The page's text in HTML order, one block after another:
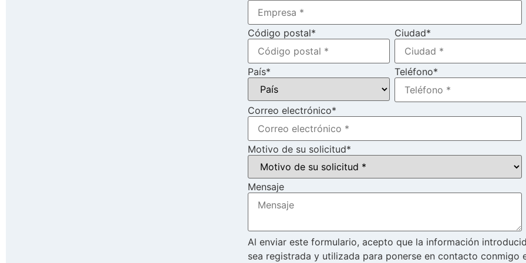
Código postal* Ciudad*
País* Teléfono*
Correo electrónico*
Motivo de su solicitud*
Mensaje
Al enviar este formulario, acepto que la información
sea registrada y utilizada para ponerse en contacto conmigo